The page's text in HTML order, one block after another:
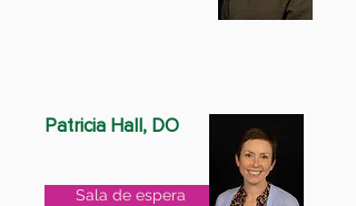
Patricia Hall, DO
Sala de espera